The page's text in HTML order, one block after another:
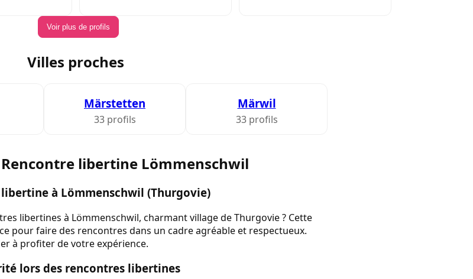
Voir plus de profils
Villes proches
Märstetten
33 profils
Märwil
33 profils
libertine Lömmenschwil
à Lömmenschwil (Thurgovie)
libertines à Lömmenschwil, charmant village de Thurgovie ? Cette
pour faire des rencontres dans un cadre agréable et respectueux.
à profiter de votre expérience.
lors des rencontres libertines